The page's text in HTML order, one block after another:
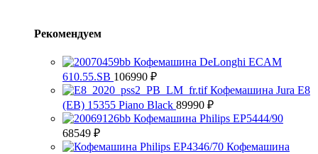
Рекомендуем
Кофемашина DeLonghi ECAM
610.55.SB 106990 ₽
Кофемашина Jura E8
(EB) 15355 Piano Black 89990 ₽
Кофемашина Philips EP5444/90
68549 ₽
Кофемашина